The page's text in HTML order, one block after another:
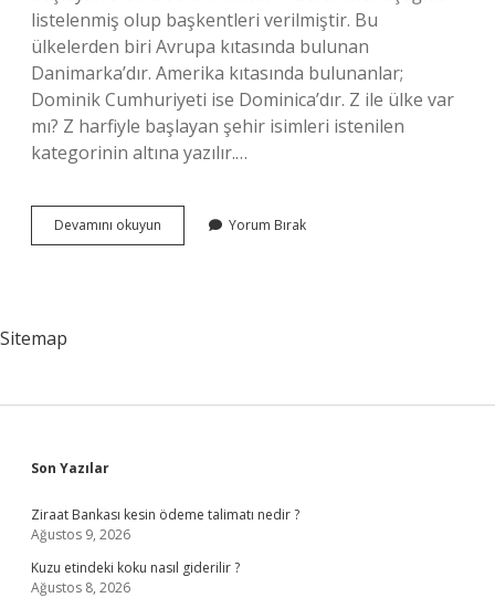
listelenmiş olup başkentleri verilmiştir. Bu
ülkelerden biri Avrupa kıtasında bulunan
Danimarka’dır. Amerika kıtasında bulunanlar;
Dominik Cumhuriyeti ise Dominica’dır. Z ile ülke var
mı? Z harfiyle başlayan şehir isimleri istenilen
kategorinin altına yazılır.…
Devamını okuyun
Ile
Yorum Bırak
Sitemap
Sidebar
Son Yazılar
Ziraat Bankası kesin ödeme talimatı nedir ?
Ağustos 9, 2026
Kuzu etindeki koku nasıl giderilir ?
Ağustos 8, 2026